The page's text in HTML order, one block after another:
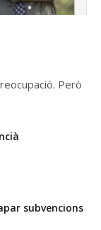
Però
subvencions